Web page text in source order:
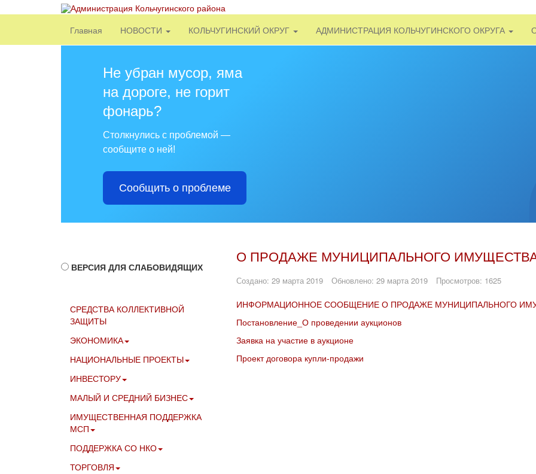
Главная НОВОСТИ КОЛЬЧУГИНСКИЙ ОКРУГ АДМИНИСТРАЦИЯ КОЛЬЧУГИНСКОГО ОКРУГА
Не убран мусор, яма
на дороге, не горит
фонарь?
Столкнулись с проблемой —
сообщите о ней!
Сообщить о проблеме
О ПРОДАЖЕ МУНИЦИПАЛЬНОГО
Создано: 29 марта 2019 Обновлено: 29 марта 2019 Просмотров: 1625
ИНФОРМАЦИОННОЕ СООБЩЕНИЕ О ПРОДАЖЕ МУНИЦИПАЛЬНОГО
Постановление_О проведении аукционов
Заявка на участие в аукционе
Проект договора купли-продажи
ВЕРСИЯ ДЛЯ СЛАБОВИДЯЩИХ
СРЕДСТВА КОЛЛЕКТИВНОЙ
ЗАЩИТЫ
ЭКОНОМИКА
НАЦИОНАЛЬНЫЕ ПРОЕКТЫ
ИНВЕСТОРУ
МАЛЫЙ И СРЕДНИЙ БИЗНЕС
ИМУЩЕСТВЕННАЯ ПОДДЕРЖКА
МСП
ПОДДЕРЖКА СО НКО
ТОРГОВЛЯ